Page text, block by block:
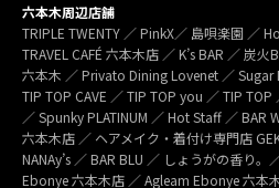
六本木周辺店舗
TRIPLE TWENTY ／ PinkX／ 島唄楽園 ／
TRAVEL CAFÉ 六本木店 ／ K’s BAR ／ 炭
六本木 ／ Privato Dining Lovenet ／ Sugar
TIP TOP CAVE ／ TIP TOP you ／ TIP
／ Spunky PLATINUM ／ Hot Staff ／ BAR
六本木店 ／ ヘアメイク・着付け専門店
NANAy’s ／ BAR BLU ／ しょうがの香り。
Ebonye 六本木店 ／ Agleam Ebonye 六本